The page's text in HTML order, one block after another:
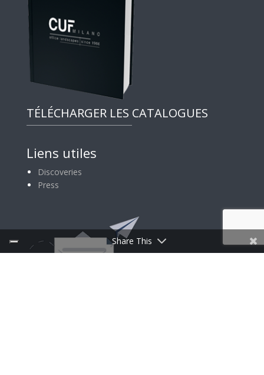
TÉLÉCHARGER LES CATALOGUES
Liens utiles
Discoveries
Press
Share This